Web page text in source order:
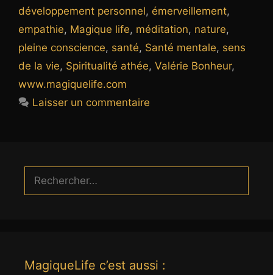
développement personnel, émerveillement,
empathie, Magique life, méditation, nature,
pleine conscience, santé, Santé mentale, sens
de la vie, Spiritualité athée, Valérie Bonheur,
www.magiquelife.com
Laisser un commentaire
Rechercher :
MagiqueLife c’est aussi :